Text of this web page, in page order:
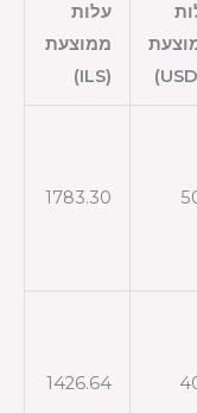
עלות
ממוצעת
(ILS)
1783.30
1426.64